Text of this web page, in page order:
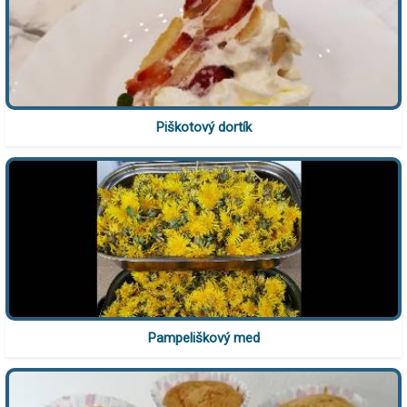
Piškotový dortík
Pampeliškový med